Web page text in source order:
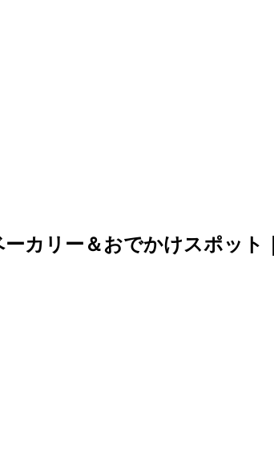
カリー＆おでかけスポット